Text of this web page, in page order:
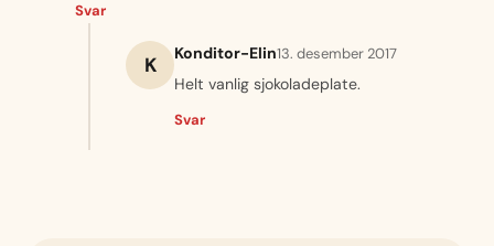
Svar
K Konditor-Elin13. desember 2017
Helt vanlig sjokoladeplate.
Svar